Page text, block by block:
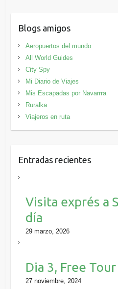
Blogs amigos
Aeropuertos del mundo
All World Guides
City Spy
Mi Diario de Viajes
Mis Escapadas por Navarrra
Ruralka
Viajeros en ruta
Entradas recientes
Visita exprés a
día
29 marzo, 2026
Dia 3, Free
27 noviembre, 2024